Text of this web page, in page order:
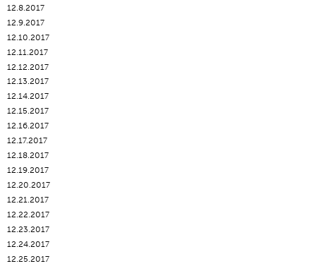
12.8.2017
12.9.2017
12.10.2017
12.11.2017
12.12.2017
12.13.2017
12.14.2017
12.15.2017
12.16.2017
12.17.2017
12.18.2017
12.19.2017
12.20.2017
12.21.2017
12.22.2017
12.23.2017
12.24.2017
12.25.2017